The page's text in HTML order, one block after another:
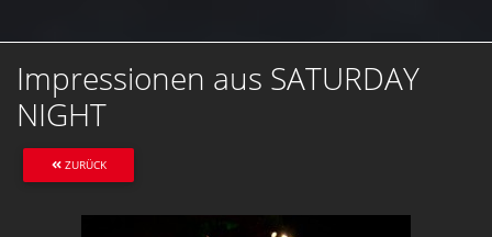
Impressionen aus SATURDAY
NIGHT
ZURÜCK